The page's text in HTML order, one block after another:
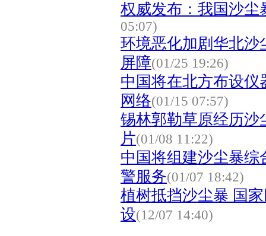
权威发布：我国沙尘
05:07)
环境恶化加剧华北沙
屏障(01/25 19:26)
中国将在北方布设
网络(01/15 07:57)
锡林郭勒草原经历沙
片(01/08 11:22)
中国将组建沙尘暴
警服务(01/07 18:42)
植树抵挡沙尘暴 国
设(12/07 14:40)